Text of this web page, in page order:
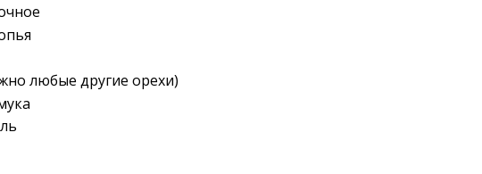
любые другие орехи)